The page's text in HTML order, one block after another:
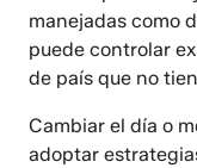
manejadas como
puede controlar
de país que no
Cambiar el día o
adoptar